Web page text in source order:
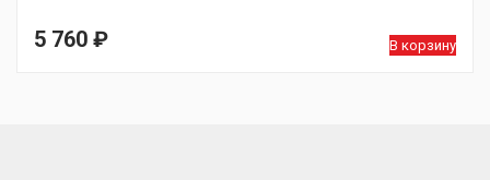
5 760 ₽ В корзину